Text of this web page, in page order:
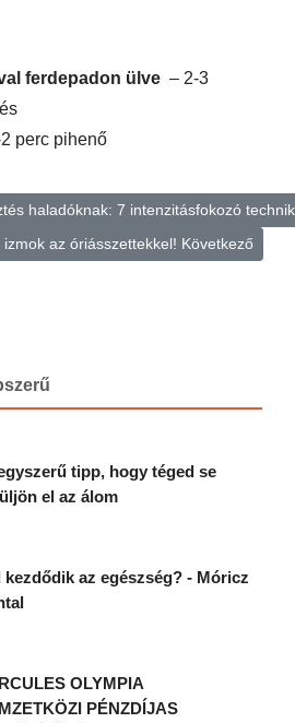
ferdepadon ülve – 2-3
perc pihenő
haladóknak: 7 intenzitásfokozó
az óriásszettekkel! Következő
tipp, hogy téged se
el az álom
kezdődik az egészség? - Móricz
OLYMPIA
PÉNZDÍJAS